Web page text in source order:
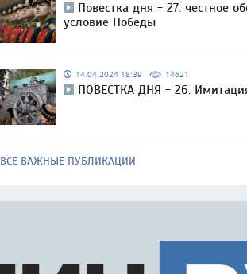
Повестка дня - 27: честное
условие Победы
14.04.2024 18:39 14621
ПОВЕСТКА ДНЯ - 26.
ВСЕ ВАЖНЫЕ ПУБЛИКАЦИИ